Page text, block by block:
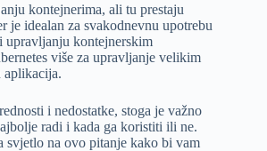
kontejnerima, ali tu prestaju
je idealan za svakodnevnu upotrebu
upravljanju kontejnerskim
više za upravljanje velikim
aplikacija.
i nedostatke, stoga je važno
radi i kada ga koristiti ili ne.
svjetlo na ovo pitanje kako bi vam